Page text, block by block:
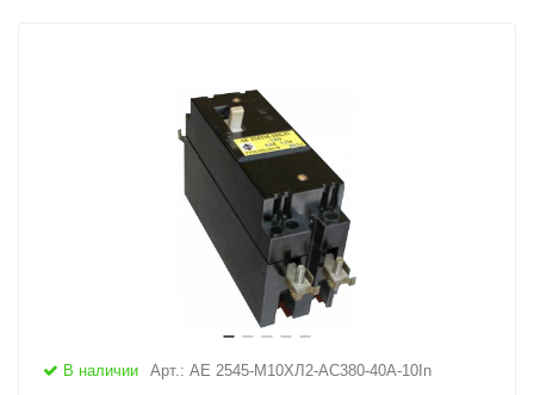
В наличии Арт.: АЕ 2545-М10ХЛ2-AC380-40А-10In